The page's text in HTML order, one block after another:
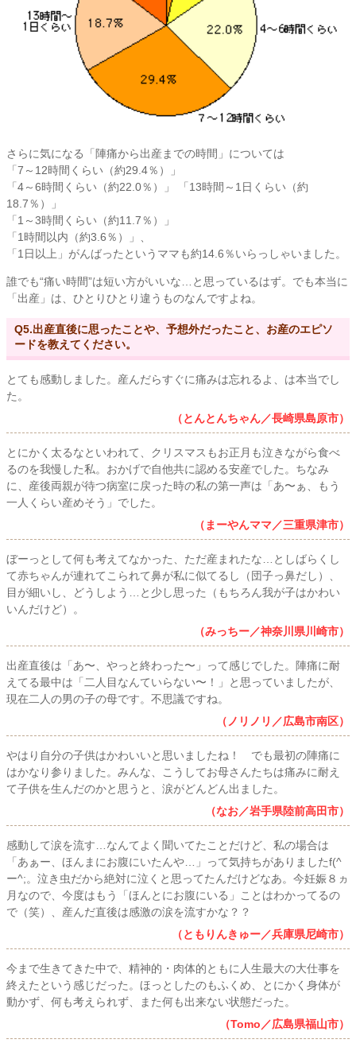
さらに気になる「陣痛から出産までの時間」については
「7～12時間くらい（約29.4％）」
「4～6時間くらい（約22.0％）」 「13時間～1日くらい（約
18.7％）」
「1～3時間くらい（約11.7％）」
「1時間以内（約3.6％）」、
「1日以上」がんばったというママも約14.6％いらっしゃいました。
誰でも“痛い時間”は短い方がいいな…と思っているはず。でも本当に
「出産」は、ひとりひとり違うものなんですよね。
Q5.出産直後に思ったことや、予想外だったこと、お産のエピソ
ードを教えてください。
とても感動しました。産んだらすぐに痛みは忘れるよ、は本当でし
た。
（とんとんちゃん／長崎県島原市）
とにかく太るなといわれて、クリスマスもお正月も泣きながら食べ
るのを我慢した私。おかげで自他共に認める安産でした。ちなみ
に、産後両親が待つ病室に戻った時の私の第一声は「あ〜ぁ、もう
一人くらい産めそう」でした。
（まーやんママ／三重県津市）
ぼーっとして何も考えてなかった、ただ産まれたな…としばらくし
て赤ちゃんが連れてこられて鼻が私に似てるし（団子っ鼻だし）、
目が細いし、どうしよう…と少し思った（もちろん我が子はかわい
いんだけど）。
（みっちー／神奈川県川崎市）
出産直後は「あ〜、やっと終わった〜」って感じでした。陣痛に耐
えてる最中は「二人目なんていらない〜！」と思っていましたが、
現在二人の男の子の母です。不思議ですね。
（ノリノリ／広島市南区）
やはり自分の子供はかわいいと思いましたね！ でも最初の陣痛に
はかなり参りました。みんな、こうしてお母さんたちは痛みに耐え
て子供を生んだのかと思うと、涙がどんどん出ました。
（なお／岩手県陸前高田市）
感動して涙を流す…なんてよく聞いてたことだけど、私の場合は
「あぁー、ほんまにお腹にいたんや…」って気持ちがありましたf(^
ー^;。泣き虫だから絶対に泣くと思ってたんだけどなあ。今妊娠８ヵ
月なので、今度はもう「ほんとにお腹にいる」ことはわかってるの
で（笑）、産んだ直後は感激の涙を流すかな？？
（ともりんきゅー／兵庫県尼崎市）
今まで生きてきた中で、精神的・肉体的ともに人生最大の大仕事を
終えたという感じだった。ほっとしたのもふくめ、とにかく身体が
動かず、何も考えられず、また何も出来ない状態だった。
（Tomo／広島県福山市）